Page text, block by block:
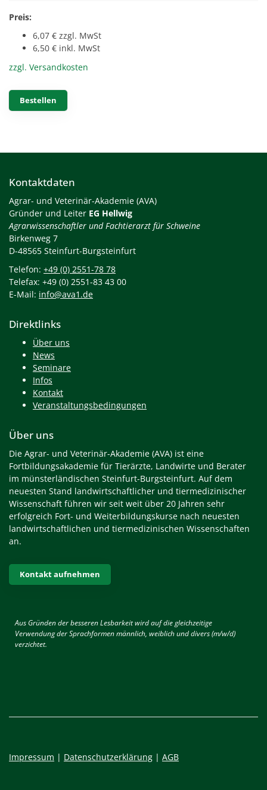
Preis:
6,07 € zzgl. MwSt
6,50 € inkl. MwSt
zzgl. Versandkosten
Bestellen
Kontaktdaten
Agrar- und Veterinär-Akademie (AVA)
Gründer und Leiter EG Hellwig
Agrarwissenschaftler und Fachtierarzt für Schweine
Birkenweg 7
D-48565 Steinfurt-Burgsteinfurt
Telefon: +49 (0) 2551-78 78
Telefax: +49 (0) 2551-83 43 00
E-Mail: info@ava1.de
Direktlinks
Über uns
News
Seminare
Infos
Kontakt
Veranstaltungsbedingungen
Über uns
Die Agrar- und Veterinär-Akademie (AVA) ist eine
Fortbildungsakademie für Tierärzte, Landwirte und Berater
im münsterländischen Steinfurt-Burgsteinfurt. Auf dem
neuesten Stand landwirtschaftlicher und tiermedizinischer
Wissenschaft führen wir seit weit über 20 Jahren sehr
erfolgreich Fort- und Weiterbildungskurse nach neuesten
landwirtschaftlichen und tiermedizinischen Wissenschaften
an.
Kontakt aufnehmen
Aus Gründen der besseren Lesbarkeit wird auf die gleichzeitige
Verwendung der Sprachformen männlich, weiblich und divers (m/w/d)
verzichtet.
Impressum | Datenschutzerklärung | AGB